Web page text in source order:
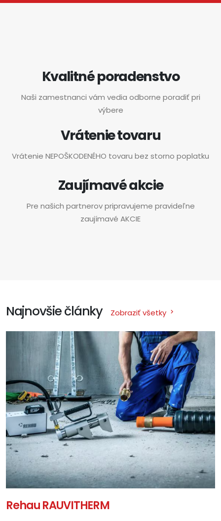
Kvalitné poradenstvo
Naši zamestnanci vám vedia odborne poradiť pri
výbere
Vrátenie tovaru
Vrátenie NEPOŠKODENÉHO tovaru bez storno poplatku
Zaujímavé akcie
Pre našich partnerov pripravujeme pravideľne
zaujímavé AKCIE
Najnovšie články Zobraziť všetky keyboard_arrow_right
Rehau RAUVITHERM